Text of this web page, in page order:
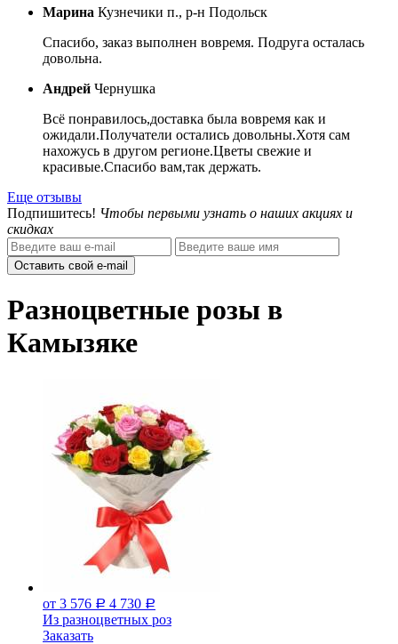
Марина Кузнечики п., р-н Подольск
Спасибо, заказ выполнен вовремя. Подруга осталась
довольна.
Андрей Чернушка
Всё понравилось,доставка была вовремя как и
ожидали.Получатели остались довольны.Хотя сам
нахожусь в другом регионе.Цветы свежие и
красивые.Спасибо вам,так держать.
Еще отзывы
Подпишитесь! Чтобы первыми узнать о наших акциях и
скидках
Оставить свой e-mail
Разноцветные розы в
Камызяке
от 3 576 Р 4 730 Р
Из разноцветных роз
Заказать